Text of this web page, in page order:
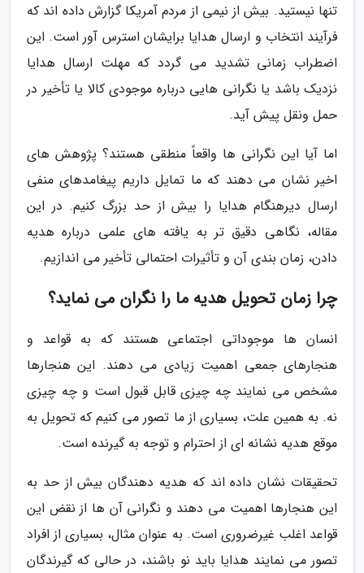
تنها نیستید. بیش از نیمی از مردم آمریکا گزارش داده اند که
فرآیند انتخاب و ارسال هدایا برایشان استرس آور است. این
اضطراب زمانی تشدید می گردد که مهلت ارسال هدایا
نزدیک باشد یا نگرانی هایی درباره موجودی کالا یا تأخیر در
حمل ونقل پیش آید.
اما آیا این نگرانی ها واقعاً منطقی هستند؟ پژوهش های
اخیر نشان می دهند که ما تمایل داریم پیغامدهای منفی
ارسال دیرهنگام هدایا را بیش از حد بزرگ کنیم. در این
مقاله، نگاهی دقیق تر به یافته های علمی درباره هدیه
دادن، زمان بندی آن و تأثیرات احتمالی تأخیر می اندازیم.
چرا زمان تحویل هدیه ما را نگران می نماید؟
انسان ها موجوداتی اجتماعی هستند که به قواعد و
هنجارهای جمعی اهمیت زیادی می دهند. این هنجارها
مشخص می نمایند چه چیزی قابل قبول است و چه چیزی
نه. به همین علت، بسیاری از ما تصور می کنیم که تحویل به
موقع هدیه نشانه ای از احترام و توجه به گیرنده است.
تحقیقات نشان داده اند که هدیه دهندگان بیش از حد به
این هنجارها اهمیت می دهند و نگرانی آن ها از نقض این
قواعد اغلب غیرضروری است. به عنوان مثال، بسیاری از افراد
تصور می نمایند هدایا باید نو باشند، در حالی که گیرندگان